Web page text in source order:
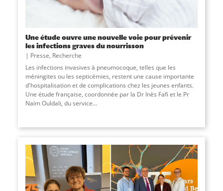
Une étude ouvre une nouvelle voie pour prévenir
les infections graves du nourrisson
Presse, Recherche
Les infections invasives à pneumocoque, telles que les
méningites ou les septicémies, restent une cause importante
d'hospitalisation et de complications chez les jeunes enfants.
Une étude française, coordonnée par la Dr Inès Fafi et le Pr
Naïm Ouldali, du service...